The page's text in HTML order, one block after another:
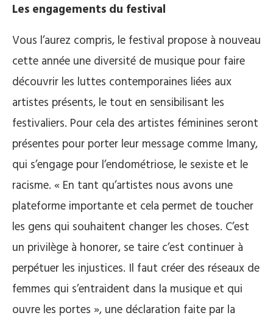
Les engagements du festival
Vous l’aurez compris, le festival propose à nouveau
cette année une diversité de musique pour faire
découvrir les luttes contemporaines liées aux
artistes présents, le tout en sensibilisant les
festivaliers. Pour cela des artistes féminines seront
présentes pour porter leur message comme Imany,
qui s’engage pour l’endométriose, le sexiste et le
racisme. « En tant qu’artistes nous avons une
plateforme importante et cela permet de toucher
les gens qui souhaitent changer les choses. C’est
un privilège à honorer, se taire c’est continuer à
perpétuer les injustices. Il faut créer des réseaux de
femmes qui s’entraident dans la musique et qui
ouvre les portes », une déclaration faite par la